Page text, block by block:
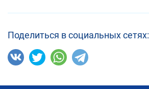
Поделиться в социальных сетях: